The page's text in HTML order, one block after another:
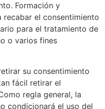
Formación y
recabar el consentimiento
para el tratamiento de
o varios fines
su consentimiento
fácil retirar el
regla general, la
condicionará el uso del